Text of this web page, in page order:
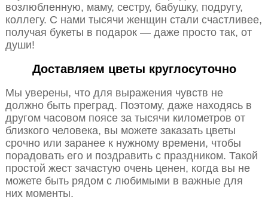
возлюбленную, маму, сестру, бабушку, подругу,
коллегу. С нами тысячи женщин стали счастливее,
получая букеты в подарок — даже просто так, от
души!
Доставляем цветы круглосуточно
Мы уверены, что для выражения чувств не
должно быть преград. Поэтому, даже находясь в
другом часовом поясе за тысячи километров от
близкого человека, вы можете заказать цветы
срочно или заранее к нужному времени, чтобы
порадовать его и поздравить с праздником. Такой
простой жест зачастую очень ценен, когда вы не
можете быть рядом с любимыми в важные для
них моменты.